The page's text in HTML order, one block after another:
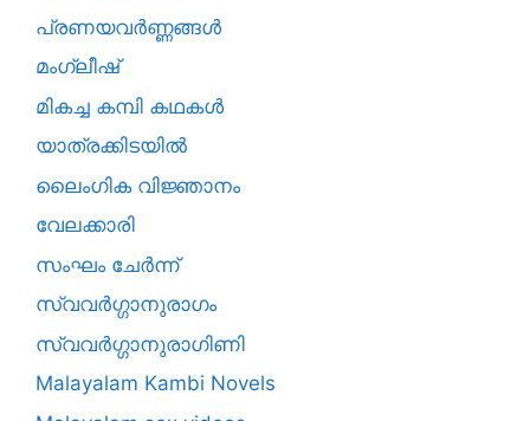
പ്രണയവർണ്ണങ്ങൾ
മംഗ്ലീഷ്
മികച്ച കമ്പി കഥകൾ
യാത്രക്കിടയില്‍
ലൈംഗിക വിജ്ഞാനം
വേലക്കാരി
സംഘം ചേർന്ന്
സ്വവർഗ്ഗാനുരാഗം
സ്വവർഗ്ഗാനുരാഗിണി
Malayalam Kambi Novels